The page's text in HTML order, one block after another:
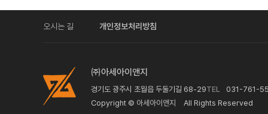
오시는 길 개인정보처리방침
㈜아세아이앤지
경기도 광주시 초월읍 두둘기길 68-29TEL
031-761-
Copyright © 아세아이앤지 All Rights Reserved